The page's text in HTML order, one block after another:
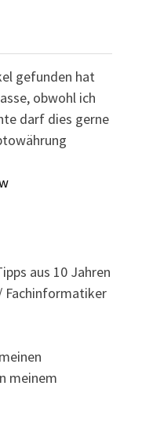
gefunden hat
obwohl ich
darf dies gerne
aus 10 Jahren
Fachinformatiker
meinem